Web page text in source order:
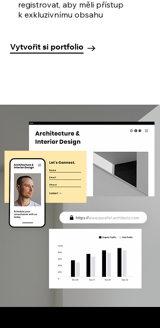
registrovat, aby měli přístup
k exkluzivnímu obsahu
Vytvořit si portfolio